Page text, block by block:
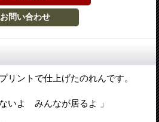
リントで仕上げたのれんです。
いよ みんなが居るよ 」